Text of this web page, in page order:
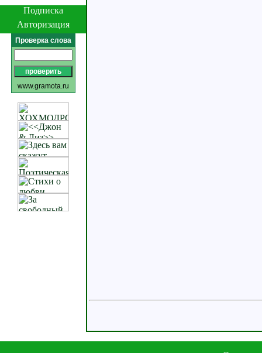
Подписка
Авторизация
Проверка слова
www.gramota.ru